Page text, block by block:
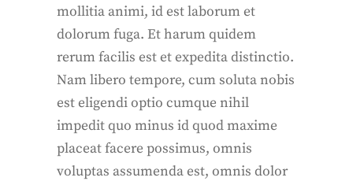
mollitia animi, id est laborum et
dolorum fuga. Et harum quidem
rerum facilis est et expedita distinctio.
Nam libero tempore, cum soluta nobis
est eligendi optio cumque nihil
impedit quo minus id quod maxime
placeat facere possimus, omnis
voluptas assumenda est, omnis dolor